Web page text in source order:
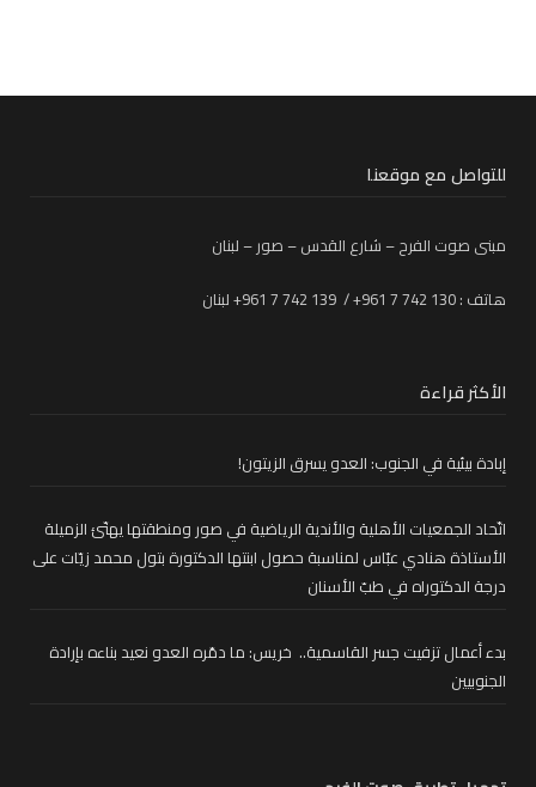
للتواصل مع موقعنا
مبنى صوت الفرح – شارع القدس – صور – لبنان
هاتف : 130 742 7 961+ / 139 742 7 961+ لبنان
الأكثر قراءة
إبادة بيئية في الجنوب: العدو يسرق الزيتون!
اتّحاد الجمعيات الأهلية والأندية الرياضية في صور ومنطقتها يهنّئ الزميلة
الأستاذة هنادي عبّاس لمناسبة حصول ابنتها الدكتورة بتول محمد زيّات على
درجة الدكتوراه في طبّ الأسنان
بدء أعمال تزفيت جسر القاسمية.. خريس: ما دمّره العدو نعيد بناءه بإرادة
الجنوبيين